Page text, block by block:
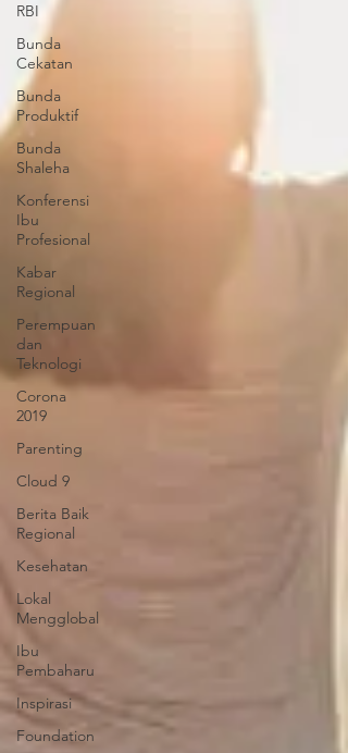
RBI
Bunda
Cekatan
Bunda
Produktif
Bunda
Shaleha
Konferensi
Ibu
Profesional
Kabar
Regional
Perempuan
dan
Teknologi
Corona
2019
Parenting
Cloud 9
Berita Baik
Regional
Kesehatan
Lokal
Mengglobal
Ibu
Pembaharu
Inspirasi
Foundation